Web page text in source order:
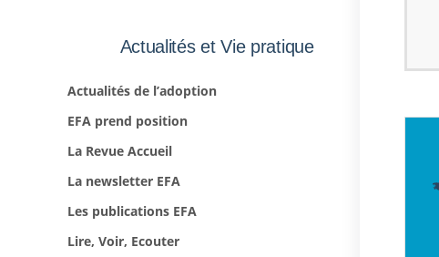
Actualités et Vie pratique
Actualités de l’adoption
EFA prend position
La Revue Accueil
La newsletter EFA
Les publications EFA
Lire, Voir, Ecouter